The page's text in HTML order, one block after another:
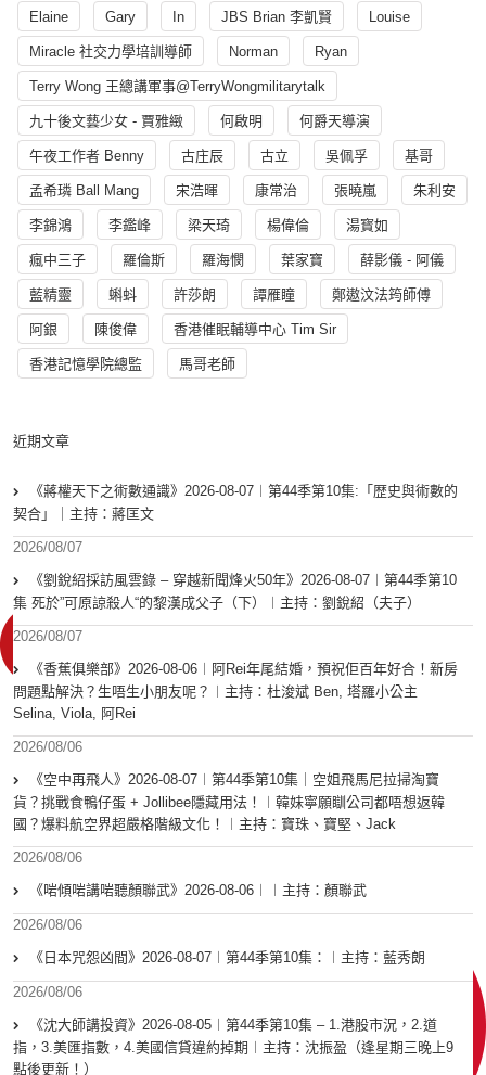
Elaine Gary In JBS Brian 李凱賢 Louise
Miracle 社交力學培訓導師 Norman Ryan
Terry Wong 王總講軍事@TerryWongmilitarytalk
九十後文藝少女 - 賈雅緻 何啟明 何爵天導演
午夜工作者 Benny 古庄辰 古立 吳佩孚 基哥
孟希璘 Ball Mang 宋浩暉 康常治 張曉嵐 朱利安
李錦鴻 李鑑峰 梁天琦 楊偉倫 湯寳如
瘋中三子 羅倫斯 羅海憫 葉家寶 薛影儀 - 阿儀
藍精靈 蝌蚪 許莎朗 譚雁瞳 鄭遨汶法筠師傅
阿銀 陳俊偉 香港催眠輔導中心 Tim Sir
香港記憶學院總監 馬哥老師
近期文章
《蔣權天下之術數通識》2026-08-07︱第44季第10集:「歴史與術數的
契合」｜主持：蔣匡文
2026/08/07
《劉銳紹採訪風雲錄 – 穿越新聞烽火50年》2026-08-07︱第44季第10
集 死於”可原諒殺人“的黎漢成父子（下）︱主持：劉銳紹（夫子）
2026/08/07
《香蕉俱樂部》2026-08-06︱阿Rei年尾結婚，預祝佢百年好合！新房
問題點解決？生唔生小朋友呢？︱主持：杜浚斌 Ben, 塔羅小公主
Selina, Viola, 阿Rei
2026/08/06
《空中再飛人》2026-08-07︱第44季第10集｜空姐飛馬尼拉掃淘寶
貨？挑戰食鴨仔蛋 + Jollibee隱藏用法！︱韓妹寧願瞓公司都唔想返韓
國？爆料航空界超嚴格階級文化！︱主持：寶珠、寶堅、Jack
2026/08/06
《啱傾啱講啱聽顏聯武》2026-08-06︱︱主持：顏聯武
2026/08/06
《日本咒怨凶間》2026-08-07︱第44季第10集：︱主持：藍秀朗
2026/08/06
《沈大師講投資》2026-08-05︱第44季第10集 – 1.港股市況，2.道
指，3.美匯指數，4.美國信貸違約掉期︱主持：沈振盈（逢星期三晚上9
點後更新！）